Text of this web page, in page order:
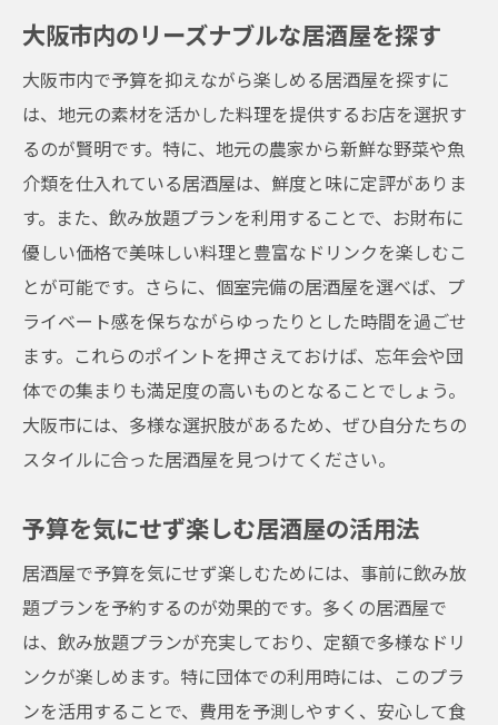
大阪市内のリーズナブルな居酒屋を探す
大阪市内で予算を抑えながら楽しめる居酒屋を探すに
は、地元の素材を活かした料理を提供するお店を選択す
るのが賢明です。特に、地元の農家から新鮮な野菜や魚
介類を仕入れている居酒屋は、鮮度と味に定評がありま
す。また、飲み放題プランを利用することで、お財布に
優しい価格で美味しい料理と豊富なドリンクを楽しむこ
とが可能です。さらに、個室完備の居酒屋を選べば、プ
ライベート感を保ちながらゆったりとした時間を過ごせ
ます。これらのポイントを押さえておけば、忘年会や団
体での集まりも満足度の高いものとなることでしょう。
大阪市には、多様な選択肢があるため、ぜひ自分たちの
スタイルに合った居酒屋を見つけてください。
予算を気にせず楽しむ居酒屋の活用法
居酒屋で予算を気にせず楽しむためには、事前に飲み放
題プランを予約するのが効果的です。多くの居酒屋で
は、飲み放題プランが充実しており、定額で多様なドリ
ンクが楽しめます。特に団体での利用時には、このプラ
ンを活用することで、費用を予測しやすく、安心して食